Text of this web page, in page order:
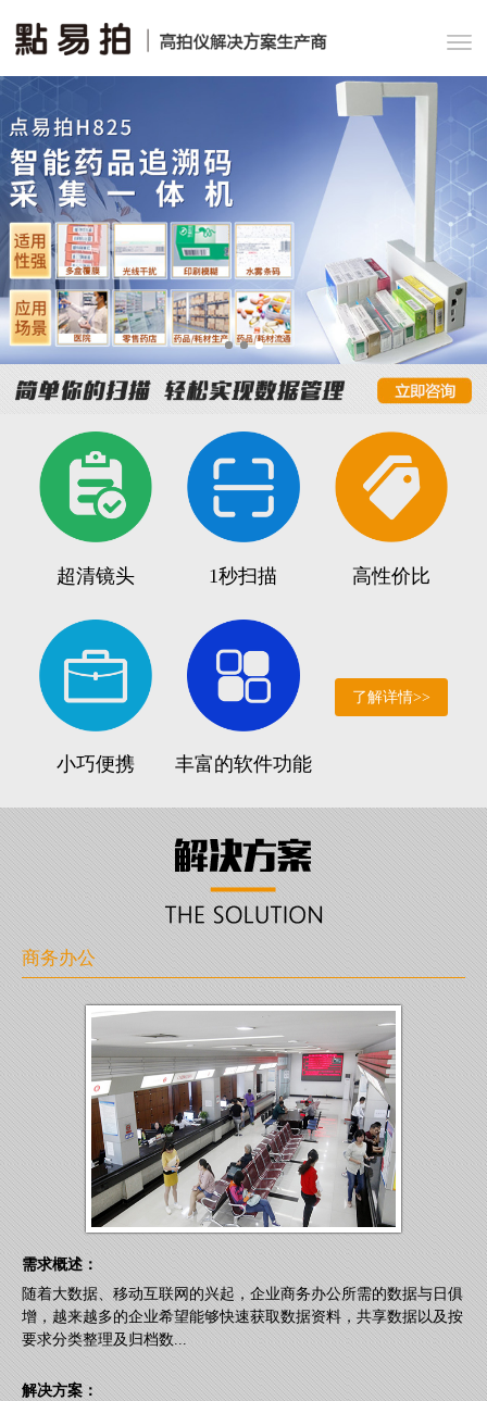
超清镜头 1秒扫描 高性价比
小巧便携 丰富的软件功能
了解详情>>
商务办公
需求概述：
随着大数据、移动互联网的兴起，企业商务办公所需的数据与日俱
增，越来越多的企业希望能够快速获取数据资料，共享数据以及按
要求分类整理及归档数...
解决方案：